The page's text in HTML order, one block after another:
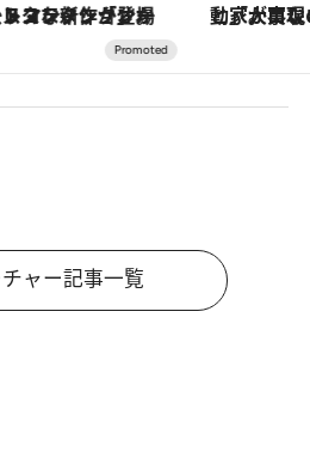
「大事なのは地域の意識を変えること」。ロレックス賞受賞の自然保護活動家が実現させたナイジェリアの自然環境の復活
ャー記事一覧